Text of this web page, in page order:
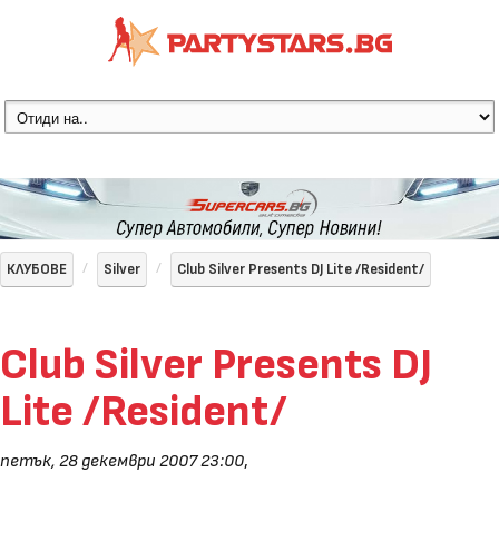
КЛУБОВЕ Silver Club Silver Presents DJ Lite /Resident/
Club Silver Presents DJ
Lite /Resident/
петък, 28 декември 2007 23:00,